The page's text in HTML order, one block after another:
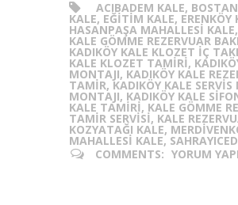
ACIBADEM KALE,
KALE, EĞITIM KALE, ERENKÖY
HASANPAŞA MAHALLESI
KALE GÖMME REZERVUAR
KADIKÖY KALE KLOZET IÇ
KALE KLOZET TAMIRI,
MONTAJI, KADIKÖY KALE
TAMIR, KADIKÖY KALE SERVIS
MONTAJI, KADIKÖY KALE
KALE TAMIRI, KALE GÖMME
TAMIR SERVISI, KALE
KOZYATAĞI KALE,
MAHALLESI KALE,
COMMENTS: YORUM